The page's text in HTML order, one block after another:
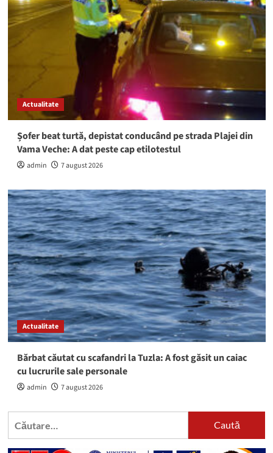
Actualitate
Șofer beat turtă, depistat conducând pe strada Plajei din
Vama Veche: A dat peste cap etilotestul
admin 7 august 2026
Actualitate
Bărbat căutat cu scafandri la Tuzla: A fost găsit un caiac
cu lucrurile sale personale
admin 7 august 2026
Caută